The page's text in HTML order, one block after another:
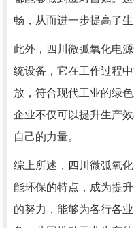
畅，从而进一步提高了生
此外，四川微弧氧化电
统设备，它在工作过程
放，符合现代工业的绿
企业不仅可以提升生产
自己的力量。
综上所述，四川微弧氧
能环保的特点，成为提
的努力，能够为各行各